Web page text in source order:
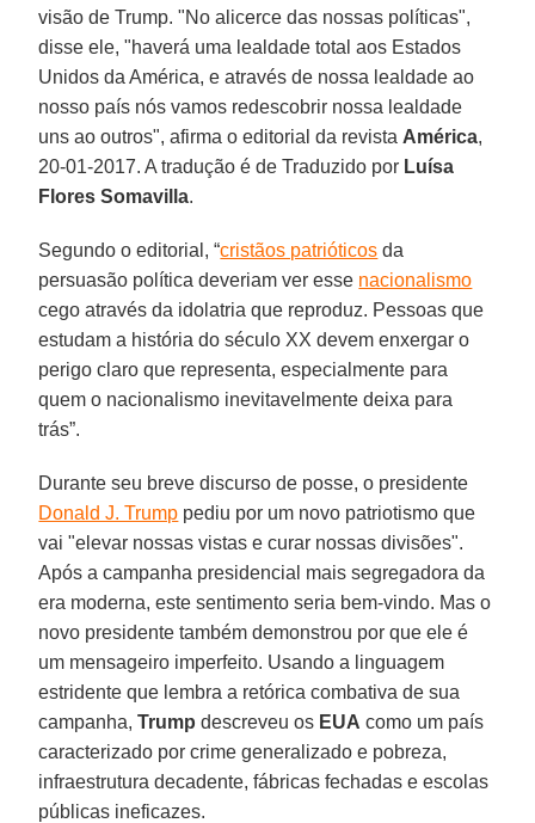
visão de Trump. "No alicerce das nossas políticas",
disse ele, "haverá uma lealdade total aos Estados
Unidos da América, e através de nossa lealdade ao
nosso país nós vamos redescobrir nossa lealdade
uns ao outros", afirma o editorial da revista América,
20-01-2017. A tradução é de Traduzido por Luísa
Flores Somavilla.
Segundo o editorial, “cristãos patrióticos da
persuasão política deveriam ver esse nacionalismo
cego através da idolatria que reproduz. Pessoas que
estudam a história do século XX devem enxergar o
perigo claro que representa, especialmente para
quem o nacionalismo inevitavelmente deixa para
trás”.
Durante seu breve discurso de posse, o presidente
Donald J. Trump pediu por um novo patriotismo que
vai "elevar nossas vistas e curar nossas divisões".
Após a campanha presidencial mais segregadora da
era moderna, este sentimento seria bem-vindo. Mas o
novo presidente também demonstrou por que ele é
um mensageiro imperfeito. Usando a linguagem
estridente que lembra a retórica combativa de sua
campanha,Trump descreveu os EUA como um país
caracterizado por crime generalizado e pobreza,
infraestrutura decadente, fábricas fechadas e escolas
públicas ineficazes.